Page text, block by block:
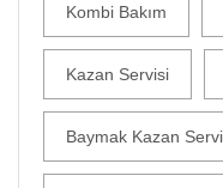
Kombi Bakım
Kazan Servisi
Baymak Kazan